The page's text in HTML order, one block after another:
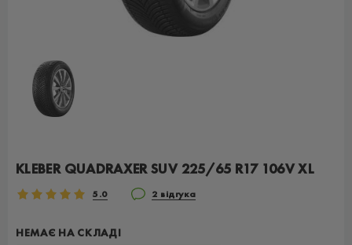
KLEBER QUADRAXER SUV 225/65 R17 106V XL
5.0 2 відгука
НЕМАЄ НА СКЛАДІ